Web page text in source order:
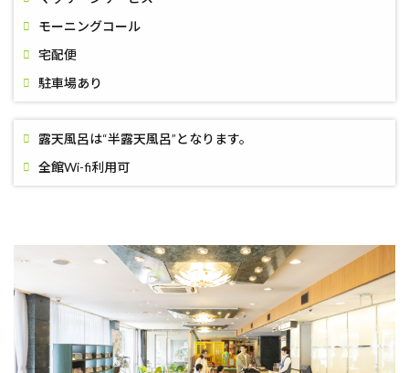
モーニングコール
宅配便
駐車場あり
露天風呂は“半露天風呂”となります。
全館Wi-fi利用可